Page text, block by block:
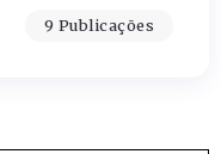
9 Publicações